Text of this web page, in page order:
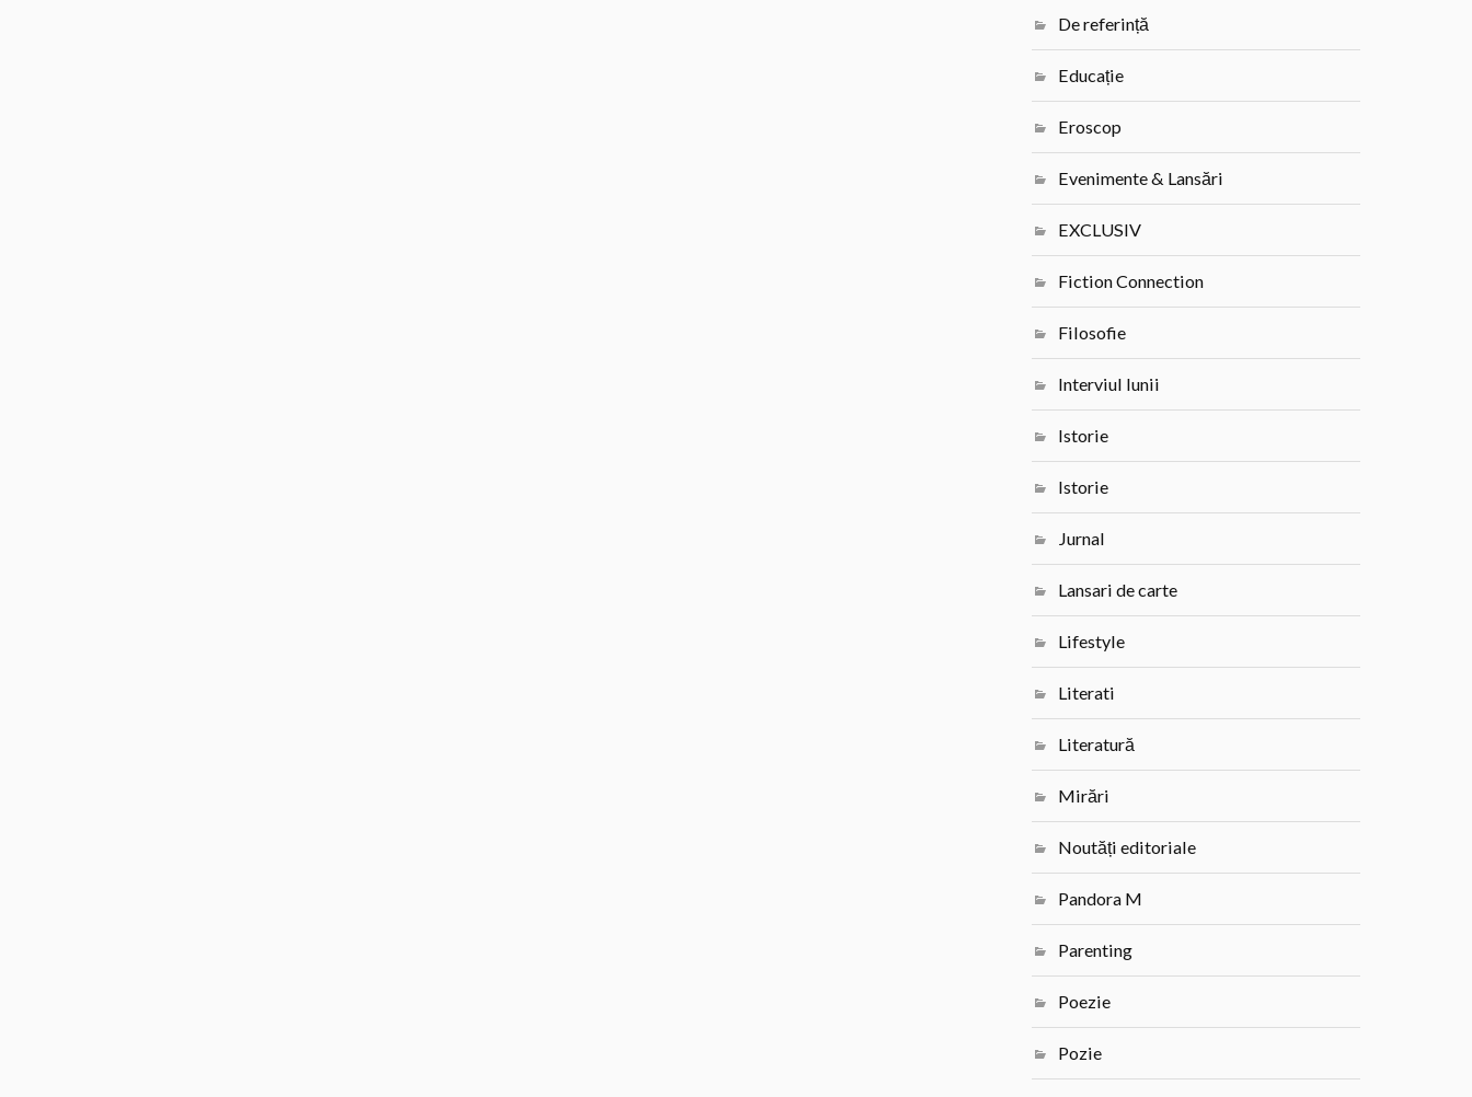
De referință
Educație
Eroscop
Evenimente & Lansări
EXCLUSIV
Fiction Connection
Filosofie
Interviul lunii
Istorie
Istorie
Jurnal
Lansari de carte
Lifestyle
Literati
Literatură
Mirări
Noutăți editoriale
Pandora M
Parenting
Poezie
Pozie